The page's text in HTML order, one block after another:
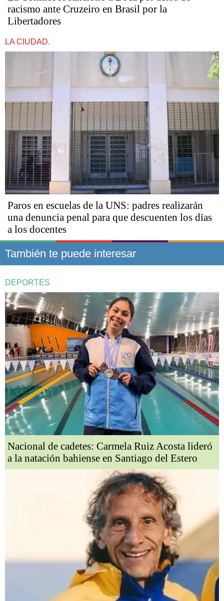
racismo ante Cruzeiro en Brasil por la
Libertadores
LA CIUDAD.
Paros en escuelas de la UNS: padres realizarán
una denuncia penal para que descuenten los días
a los docentes
También te puede interesar
DEPORTES
Nacional de cadetes: Carmela Ruiz Acosta lideró
a la natación bahiense en Santiago del Estero